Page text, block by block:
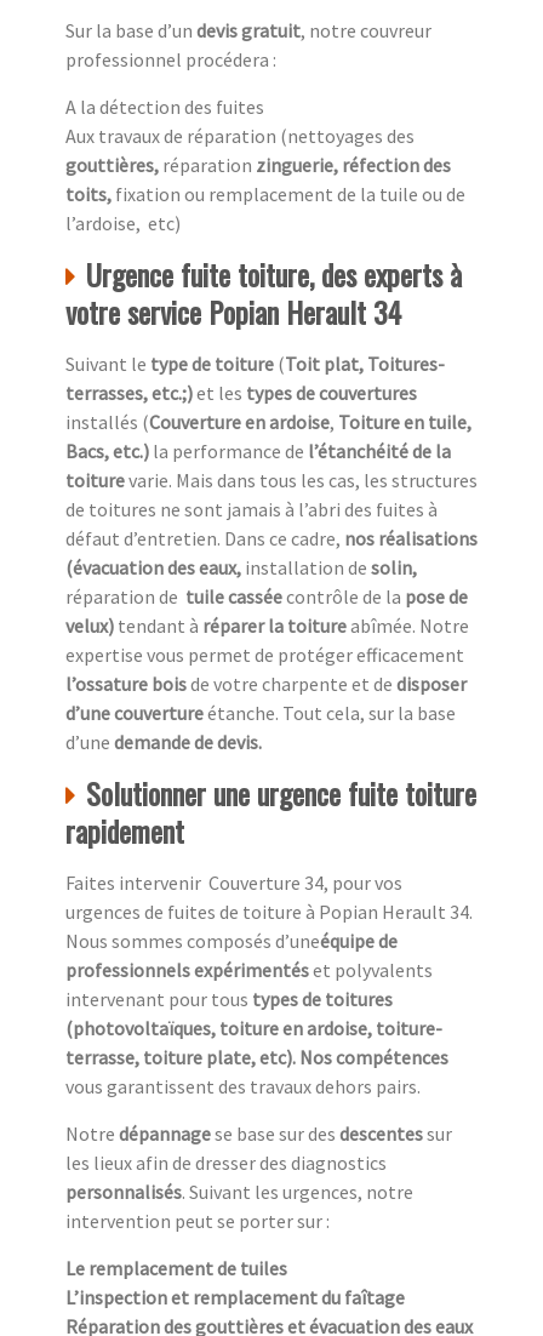
Sur la base d’un devis gratuit, notre couvreur
professionnel procédera :
A la détection des fuites
Aux travaux de réparation (nettoyages des
gouttières, réparation zinguerie, réfection des
toits, fixation ou remplacement de la tuile ou de
l’ardoise, etc)
Urgence fuite toiture, des experts à
votre service Popian Herault 34
Suivant le type de toiture (Toit plat, Toitures-
terrasses, etc.;)et les types de couvertures
installés (Couverture en ardoise, Toiture en tuile,
Bacs, etc.) la performance de l’étanchéité de la
toiturevarie. Mais dans tous les cas, les structures
de toitures ne sont jamais à l’abri des fuites à
défaut d’entretien. Dans ce cadre, nos réalisations
(évacuation des eaux, installation de solin,
réparation de tuile casséecontrôle de la pose de
velux) tendant à réparer la toitureabîmée. Notre
expertise vous permet de protéger efficacement
l’ossature boisde votre charpente et de disposer
d’une couvertureétanche. Tout cela, sur la base
d’une demande de devis.
Solutionner une urgence fuite toiture
rapidement
Faites intervenir Couverture 34, pour vos
urgences de fuites de toiture à Popian Herault 34.
Nous sommes composés d’uneéquipe de
professionnels expérimentéset polyvalents
intervenant pour tous types de toitures
(photovoltaïques, toiture en ardoise, toiture-
terrasse, toiture plate, etc). Nos compétences
vous garantissent des travaux dehors pairs.
Notre dépannagese base sur des descentessur
les lieux afin de dresser des diagnostics
personnalisés. Suivant les urgences, notre
intervention peut se porter sur :
Le remplacement de tuiles
L’inspection et remplacement du faîtage
Réparation des gouttières et évacuation des eaux